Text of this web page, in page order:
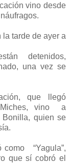
vino desde
tarde de ayer a
detenidos,
una vez se
que llegó
vino a
Bonilla, quien se
como “Yagula”,
que sí cobró el